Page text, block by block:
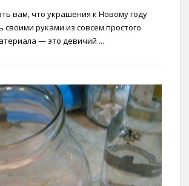
вам, что украшения к Новому году
своими руками из совсем простого
— это девичий ...